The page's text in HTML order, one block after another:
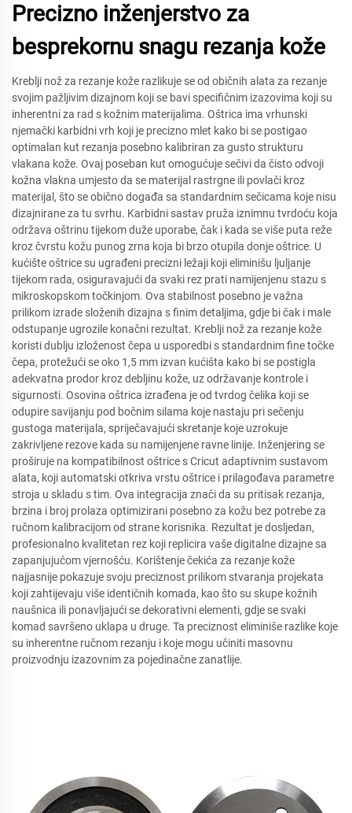
Precizno inženjerstvo za
besprekornu snagu rezanja kože
Kreblji nož za rezanje kože razlikuje se od običnih alata za rezanje
svojim pažljivim dizajnom koji se bavi specifičnim izazovima koji su
inherentni za rad s kožnim materijalima. Oštrica ima vrhunski
njemački karbidni vrh koji je precizno mlet kako bi se postigao
optimalan kut rezanja posebno kalibriran za gusto strukturu
vlakana kože. Ovaj poseban kut omogućuje sečivi da čisto odvoji
kožna vlakna umjesto da se materijal rastrgne ili povlači kroz
materijal, što se obično događa sa standardnim sečicama koje nisu
dizajnirane za tu svrhu. Karbidni sastav pruža iznimnu tvrdoću koja
održava oštrinu tijekom duže uporabe, čak i kada se više puta reže
kroz čvrstu kožu punog zrna koja bi brzo otupila donje oštrice. U
kućište oštrice su ugrađeni precizni ležaji koji eliminišu ljuljanje
tijekom rada, osiguravajući da svaki rez prati namijenjenu stazu s
mikroskopskom točkinjom. Ova stabilnost posebno je važna
prilikom izrade složenih dizajna s finim detaljima, gdje bi čak i male
odstupanje ugrozile konačni rezultat. Kreblji nož za rezanje kože
koristi dublju izloženost čepa u usporedbi s standardnim fine točke
čepa, protežući se oko 1,5 mm izvan kućišta kako bi se postigla
adekvatna prodor kroz debljinu kože, uz održavanje kontrole i
sigurnosti. Osovina oštrica izrađena je od tvrdog čelika koji se
odupire savijanju pod bočnim silama koje nastaju pri sečenju
gustoga materijala, spriječavajući skretanje koje uzrokuje
zakrivljene rezove kada su namijenjene ravne linije. Inženjering se
proširuje na kompatibilnost oštrice s Cricut adaptivnim sustavom
alata, koji automatski otkriva vrstu oštrice i prilagođava parametre
stroja u skladu s tim. Ova integracija znači da su pritisak rezanja,
brzina i broj prolaza optimizirani posebno za kožu bez potrebe za
ručnom kalibracijom od strane korisnika. Rezultat je dosljedan,
profesionalno kvalitetan rez koji replicira vaše digitalne dizajne sa
zapanjujućom vjernošću. Korištenje čekića za rezanje kože
najjasnije pokazuje svoju preciznost prilikom stvaranja projekata
koji zahtijevaju više identičnih komada, kao što su skupe kožnih
naušnica ili ponavljajući se dekorativni elementi, gdje se svaki
komad savršeno uklapa u druge. Ta preciznost eliminiše razlike koje
su inherentne ručnom rezanju i koje mogu učiniti masovnu
proizvodnju izazovnim za pojedinačne zanatlije.